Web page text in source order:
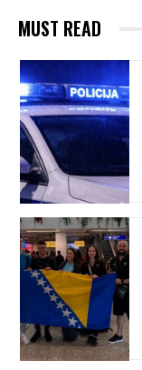
MUST READ